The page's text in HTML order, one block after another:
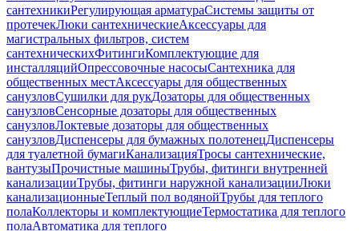
сантехникиРегулирующая арматураСистемы защиты от
протечекЛюки сантехническиеАксессуары для
магистральных фильтров, систем
сантехническихФитингиКомплектующие для
инсталляцийОпрессовочные насосыСантехника для
общественных местАксессуары для общественных
санузловСушилки для рукДозаторы для общественных
санузловСенсорные дозаторы для общественных
санузловЛоктевые дозаторы для общественных
санузловДиспенсеры для бумажных полотенецДиспенсеры
для туалетной бумагиКанализацияТросы сантехнические,
вантузыПрочистные машиныТрубы, фитинги внутренней
канализацииТрубы, фитинги наружной канализацииЛюки
канализационныеТеплый пол водянойТрубы для теплого
полаКоллекторы и комплектующиеТермостатика для теплого
полаАвтоматика для теплого